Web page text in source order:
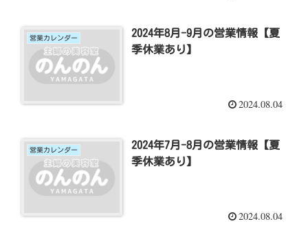
営業カレンダー
2024年8月-9月の営業情報【夏
季休業あり】
2024.08.04
営業カレンダー
2024年7月-8月の営業情報【夏
季休業あり】
2024.08.04